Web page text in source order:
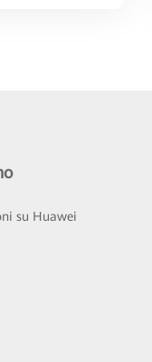
su Huawei